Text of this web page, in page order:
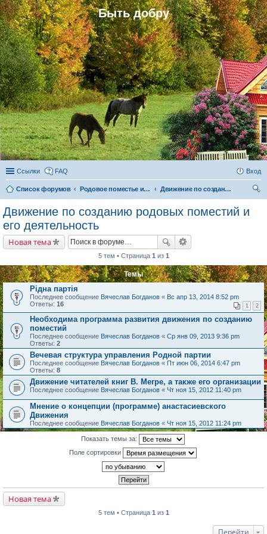
Быть добру
Ссылки FAQ Вход
Список форумов Родовое поместье и родовое поселение
Движение по созданию родовых поместий и его деятельность
Движение по созданию родовых поместий и
его деятельность
Новая тема
5 тем • Страница 1 из 1
Темы
Рідна партія
Последнее сообщение Вячеслав Богданов « Вс апр 13, 2014 8:52 pm
Ответы: 16 1 2
Необходима программа развития движения по созданию
поместий
Последнее сообщение Вячеслав Богданов « Ср янв 09, 2013 9:36 pm
Ответы: 2
Вечевая структура управления Родной партии
Последнее сообщение Вячеслав Богданов « Пт июн 06, 2014 6:47 pm
Ответы: 8
Движение читателей книг В. Мегре, а также его организации
Последнее сообщение Вячеслав Богданов « Чт ноя 15, 2012 11:40 pm
Мнение о концепции (программе) анастасиевского
Движения
Последнее сообщение Вячеслав Богданов « Чт ноя 15, 2012 11:24 pm
Показать темы за:
Поле сортировки
Новая тема
5 тем • Страница 1 из 1
Перейти